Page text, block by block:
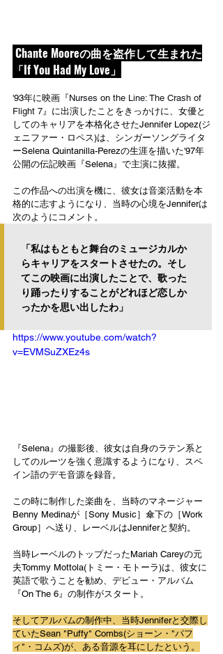
「If You Had My Love」
'93年に映画『Nurses on the Line: The Crash of
Flight 7』に出演したことをきっかけに、女優と
してのキャリアを本格化させたJennifer Lopez(ジ
ェニファー・ロペス)は、シンガーソングライタ
ーSelena Quintanilla-Perezの生涯を描いた'97年
公開の伝記映画『Selena』で主演に抜擢。
この作品への出演を機に、彼女は音楽活動を本
格的に志すようになり、当時の心境をJenniferは
次のようにコメント。
「私はもともと舞台のミュージカルか
らキャリアをスタートさせたの。そし
てこの映画に出演したことで、歌った
り踊ったりすることがどれほど恋しか
ったかを思い出したわ」
https://www.youtube.com/watch?
v=EVMSuZXEz4s
『Selena』の撮影後、彼女は自身のラテン系と
してのルーツを強く意識するようになり、スペ
イン語のデモ音源を録音。
この時に制作した楽曲を、当時のマネージャー
Benny Medinaが［Sony Music］傘下の［Work
Group］へ送り、レーベルはJenniferと契約。
当時レーベルのトップだったMariah Careyの元
夫Tommy Mottola(トミー・モトーラ)は、彼女に
英語で歌うことを勧め、デビュー・アルバム
『On The 6』の制作がスタート。
そしてアルバムの制作中、当時Jenniferと交際し
ていたSean "Puffy" Combs(ショーン・"パフ
ィ"・コムズ)が、 ある音源を耳にしたという。